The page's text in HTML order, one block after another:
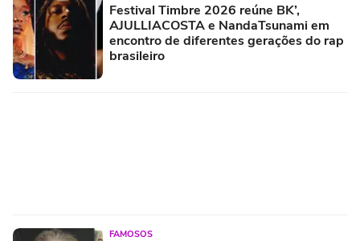
Festival Timbre 2026 reúne BK’,
AJULLIACOSTA e NandaTsunami em
encontro de diferentes gerações do rap
brasileiro
FAMOSOS